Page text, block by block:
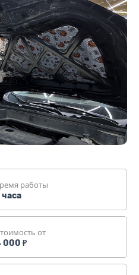
работы
часа
от
000 ₽